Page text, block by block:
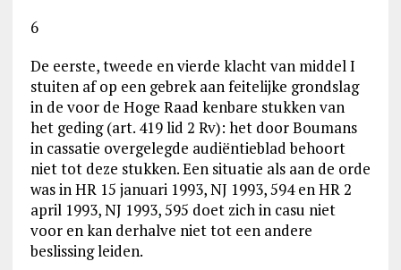
6
De eerste, tweede en vierde klacht van middel I
stuiten af op een gebrek aan feitelijke grondslag
in de voor de Hoge Raad kenbare stukken van
het geding (art. 419 lid 2 Rv): het door Boumans
in cassatie overgelegde audiëntieblad behoort
niet tot deze stukken. Een situatie als aan de orde
was in HR 15 januari 1993, NJ 1993, 594 en HR 2
april 1993, NJ 1993, 595 doet zich in casu niet
voor en kan derhalve niet tot een andere
beslissing leiden.